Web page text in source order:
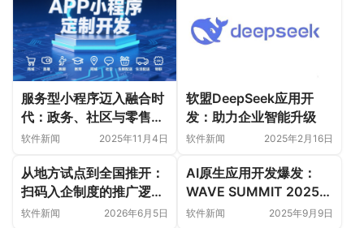
服务型小程序迈入融合时
代：政务、社区与零售的
新赛道正在成形吗？
软件新闻 2025年11月4日
软盟DeepSeek应用开
发：助力企业智能升级
软件新闻 2025年2月16日
从地方试点到全国推开：
扫码入企制度的推广逻辑
与实施路径
软件新闻 2026年6月5日
AI原生应用开发爆发：
WAVE SUMMIT 2025发
布文心大模型4.5，APP
软件新闻 2025年9月9日